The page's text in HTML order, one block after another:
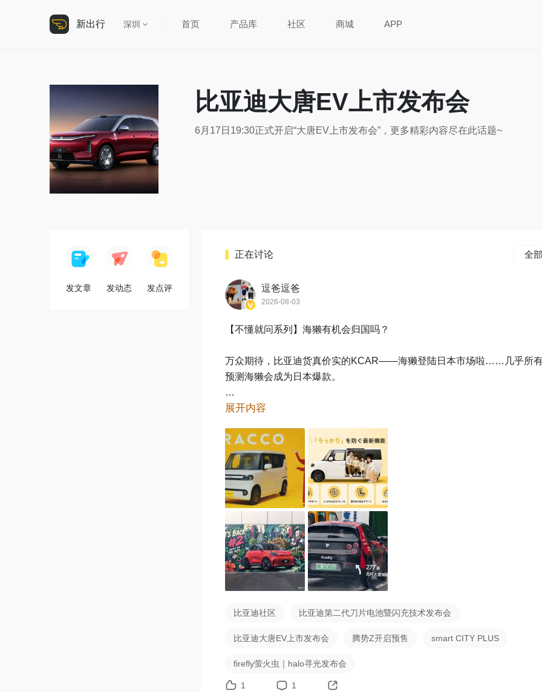
新出行 深圳 首页 产品库 社区 商城 APP
比亚迪大唐EV上市发布会
6月17日19:30正式开启“大唐EV上市发布会”，更多精彩内容尽在此话题~
发文章 发动态 发点评
正在讨论 全部
逗爸逗爸
2026-08-03
【不懂就问系列】海獭有机会归国吗？
万众期待，比亚迪货真价实的KCAR——海獭登陆日本市场啦……几乎所
预测海獭会成为日本爆款。
因为在“身小志大”的KCAR界，电动化简直就像降维打击……无论空间、性
问题来了，KCAR在咱国内会有市场吗？……鲨鱼都回归了（方程豹），
獭会回归吗？
@阿平同学 @小新同学
展开内容
比亚迪社区 比亚迪第二代刀片电池暨闪充技术发布会
比亚迪大唐EV上市发布会 腾势Z开启预售 smart CITY PLUS
firefly萤火虫｜halo寻光发布会
1 1